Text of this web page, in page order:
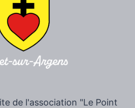
de l'association "Le Point